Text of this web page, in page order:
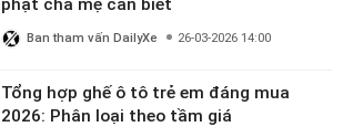
phạt cha mẹ cần biết
Ban tham vấn DailyXe 26-03-2026 14:00
Tổng hợp ghế ô tô trẻ em đáng mua
2026: Phân loại theo tầm giá